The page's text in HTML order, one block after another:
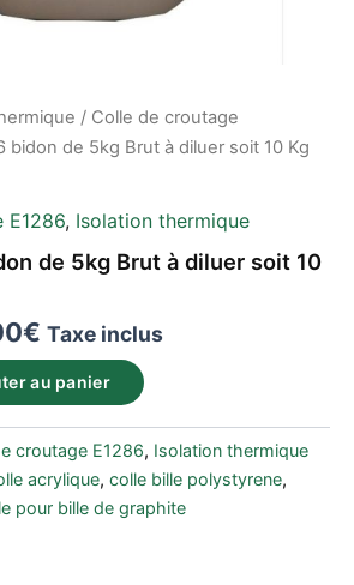
/ Colle de croutage
bidon de 5kg Brut à diluer soit 10 Kg
E1286, Isolation thermique
de 5kg Brut à diluer soit 10
€ Taxe inclus
au panier
croutage E1286, Isolation thermique
acrylique, colle bille polystyrene,
pour bille de graphite